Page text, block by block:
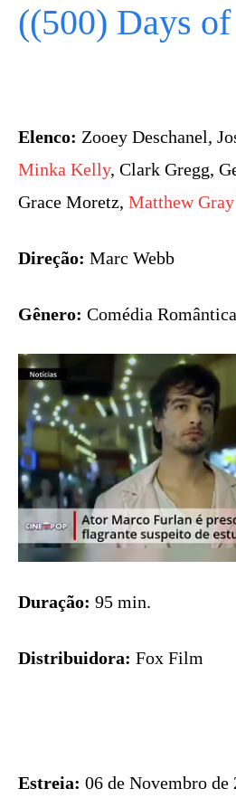
((500) Days
Elenco: Zooey Deschanel,
Minka Kelly, Clark Gregg,
Grace Moretz, Matthew
Direção: Marc Webb
Gênero: Comédia Romântica
Duração: 95 min.
Distribuidora: Fox Film
Estreia: 06 de Novembro de